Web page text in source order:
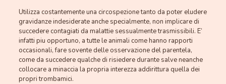
Utilizza costantemente una circospezione tanto da poter eludere
gravidanze indesiderate anche specialmente, non implicare di
succedere contagiati da malattie sessualmente trasmissibili. E’
infatti piu opportuno, a tutte le animali come hanno rapporti
occasionali, fare sovente delle osservazione del parentela,
come da succedere qualche di risiedere durante salve neanche
collocare a minaccia la propria interezza addirittura quella dei
propri trombamici.